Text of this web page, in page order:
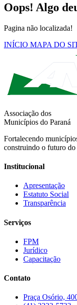
Oops! Algo
Pagina não localizada!
INÍCIO MAPA DO
Associação dos
Municípios do Paraná
Fortalecendo
construindo o futuro do
Institucional
Apresentação
Estatuto Social
Transparência
Serviços
FPM
Jurídico
Capacitação
Contato
Praça Osório,